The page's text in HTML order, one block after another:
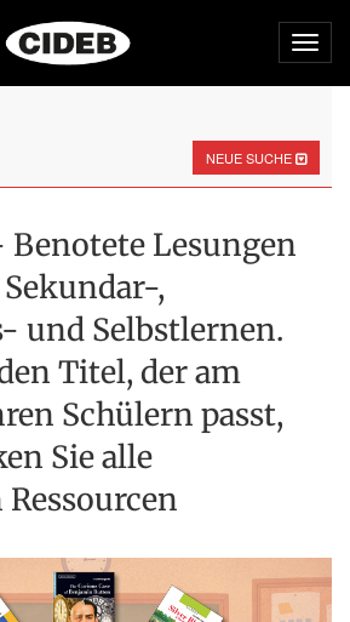
NEUE SUCHE
Benotete Lesungen
,
und Selbstlernen.
Titel, der am
Schülern passt,
Sie alle